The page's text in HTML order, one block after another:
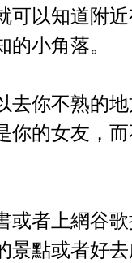
可以知道附
小角落。
去你不熟的
你的女友，
或者上網谷
景點或者好